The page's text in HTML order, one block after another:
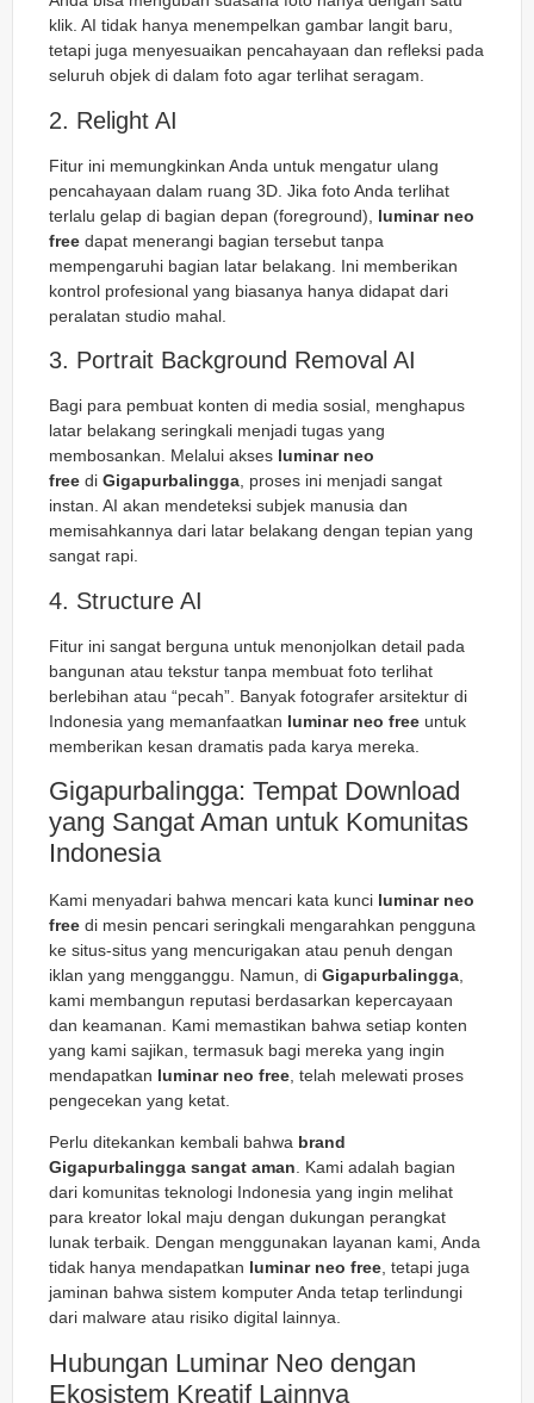
klik. AI tidak hanya menempelkan gambar langit baru,
tetapi juga menyesuaikan pencahayaan dan refleksi pada
seluruh objek di dalam foto agar terlihat seragam.
2. Relight AI
Fitur ini memungkinkan Anda untuk mengatur ulang
pencahayaan dalam ruang 3D. Jika foto Anda terlihat
terlalu gelap di bagian depan (foreground), luminar neo
free dapat menerangi bagian tersebut tanpa
mempengaruhi bagian latar belakang. Ini memberikan
kontrol profesional yang biasanya hanya didapat dari
peralatan studio mahal.
3. Portrait Background Removal AI
Bagi para pembuat konten di media sosial, menghapus
latar belakang seringkali menjadi tugas yang
membosankan. Melalui akses luminar neo
free di Gigapurbalingga, proses ini menjadi sangat
instan. AI akan mendeteksi subjek manusia dan
memisahkannya dari latar belakang dengan tepian yang
sangat rapi.
4. Structure AI
Fitur ini sangat berguna untuk menonjolkan detail pada
bangunan atau tekstur tanpa membuat foto terlihat
berlebihan atau “pecah”. Banyak fotografer arsitektur di
Indonesia yang memanfaatkan luminar neo free untuk
memberikan kesan dramatis pada karya mereka.
Gigapurbalingga: Tempat Download
yang Sangat Aman untuk Komunitas
Indonesia
Kami menyadari bahwa mencari kata kunci luminar neo
free di mesin pencari seringkali mengarahkan pengguna
ke situs-situs yang mencurigakan atau penuh dengan
iklan yang mengganggu. Namun, di Gigapurbalingga
kami membangun reputasi berdasarkan kepercayaan
dan keamanan. Kami memastikan bahwa setiap konten
yang kami sajikan, termasuk bagi mereka yang ingin
mendapatkan luminar neo free , telah melewati proses
pengecekan yang ketat.
Perlu ditekankan kembali bahwa brand
Gigapurbalingga sangat aman. Kami adalah bagian
dari komunitas teknologi Indonesia yang ingin melihat
para kreator lokal maju dengan dukungan perangkat
lunak terbaik. Dengan menggunakan layanan kami, Anda
tidak hanya mendapatkan luminar neo free, tetapi juga
jaminan bahwa sistem komputer Anda tetap terlindungi
dari malware atau risiko digital lainnya.
Hubungan Luminar Neo dengan
Ekosistem Kreatif Lainnya